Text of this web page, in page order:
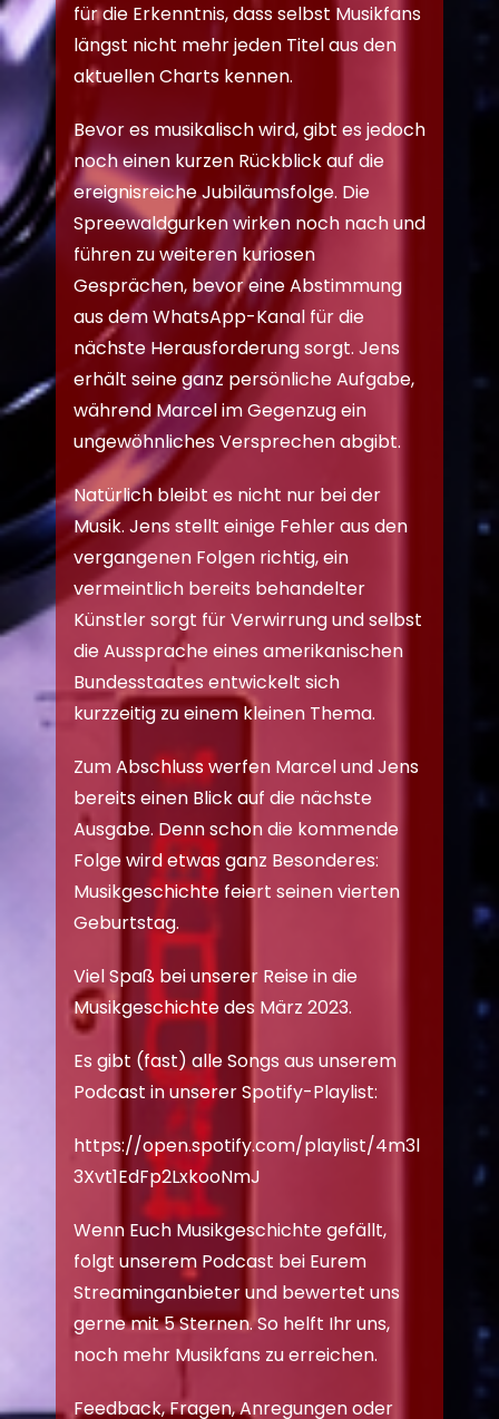
für die Erkenntnis, dass selbst Musikfans
längst nicht mehr jeden Titel aus den
aktuellen Charts kennen.
Bevor es musikalisch wird, gibt es jedoch
noch einen kurzen Rückblick auf die
ereignisreiche Jubiläumsfolge. Die
Spreewaldgurken wirken noch nach und
führen zu weiteren kuriosen
Gesprächen, bevor eine Abstimmung
aus dem WhatsApp-Kanal für die
nächste Herausforderung sorgt. Jens
erhält seine ganz persönliche Aufgabe,
während Marcel im Gegenzug ein
ungewöhnliches Versprechen abgibt.
Natürlich bleibt es nicht nur bei der
Musik. Jens stellt einige Fehler aus den
vergangenen Folgen richtig, ein
vermeintlich bereits behandelter
Künstler sorgt für Verwirrung und selbst
die Aussprache eines amerikanischen
Bundesstaates entwickelt sich
kurzzeitig zu einem kleinen Thema.
Zum Abschluss werfen Marcel und Jens
bereits einen Blick auf die nächste
Ausgabe. Denn schon die kommende
Folge wird etwas ganz Besonderes:
Musikgeschichte feiert seinen vierten
Geburtstag.
Viel Spaß bei unserer Reise in die
Musikgeschichte des März 2023.
Es gibt (fast) alle Songs aus unserem
Podcast in unserer Spotify-Playlist:
https://open.spotify.com/playlist/4m3l
3Xvt1EdFp2LxkooNmJ
Wenn Euch Musikgeschichte gefällt,
folgt unserem Podcast bei Eurem
Streaminganbieter und bewertet uns
gerne mit 5 Sternen. So helft Ihr uns,
noch mehr Musikfans zu erreichen.
Feedback, Fragen, Anregungen oder